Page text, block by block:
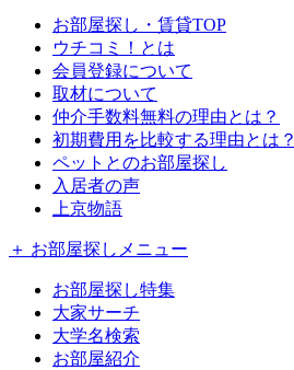
お部屋探し・賃貸TOP
ウチコミ！とは
会員登録について
取材について
仲介手数料無料の理由とは？
初期費用を比較する理由とは？
ペットとのお部屋探し
入居者の声
上京物語
＋ お部屋探しメニュー
お部屋探し特集
大家サーチ
大学名検索
お部屋紹介